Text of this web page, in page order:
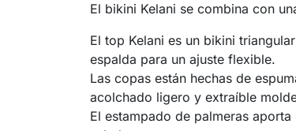
El bikini Kelani se combina con
El top Kelani es un bikini
espalda para un ajuste flexible.
Las copas están hechas de
acolchado ligero y extraíble
El estampado de palmeras